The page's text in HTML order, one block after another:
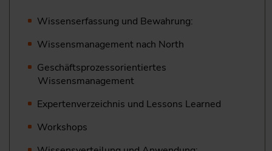
Wissenserfassung und Bewahrung:
Wissensmanagement nach North
Geschäftsprozessorientiertes
Wissensmanagement
Expertenverzeichnis und Lessons Learned
Workshops